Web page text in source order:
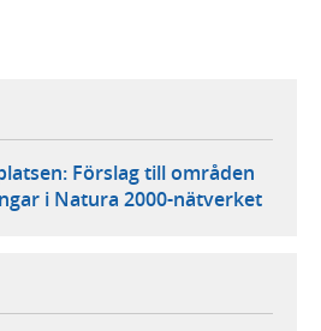
Förslag till områden
i Natura 2000-nätverket